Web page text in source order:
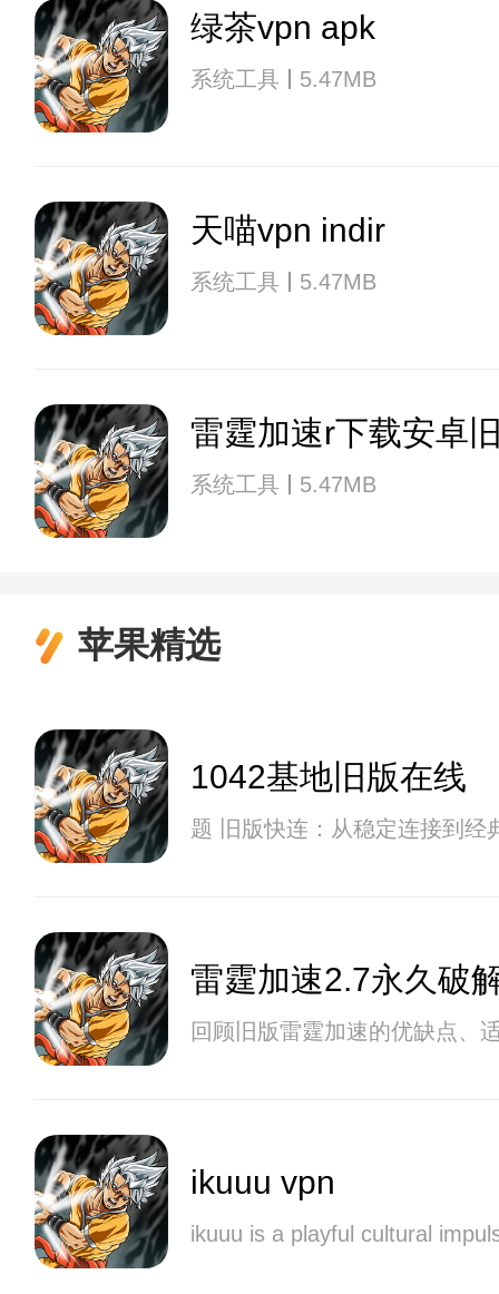
绿茶vpn apk
系统工具 5.47MB
天喵vpn indir
系统工具 5.47MB
雷霆加速r下载安卓
系统工具 5.47MB
苹果精选
1042基地旧版在线
题 旧版快连：从稳定连接到经
雷霆加速2.7永久破
回顾旧版雷霆加速的优缺点、
ikuuu vpn
ikuuu is a playful cultural